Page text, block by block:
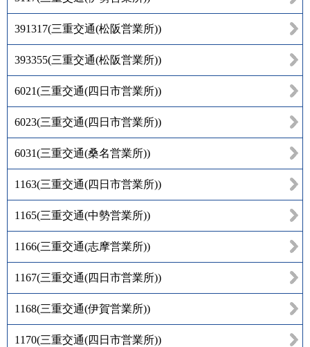
391317(三重交通(松阪営業所))
393355(三重交通(松阪営業所))
6021(三重交通(四日市営業所))
6023(三重交通(四日市営業所))
6031(三重交通(桑名営業所))
1163(三重交通(四日市営業所))
1165(三重交通(中勢営業所))
1166(三重交通(志摩営業所))
1167(三重交通(四日市営業所))
1168(三重交通(伊賀営業所))
1170(三重交通(四日市営業所))